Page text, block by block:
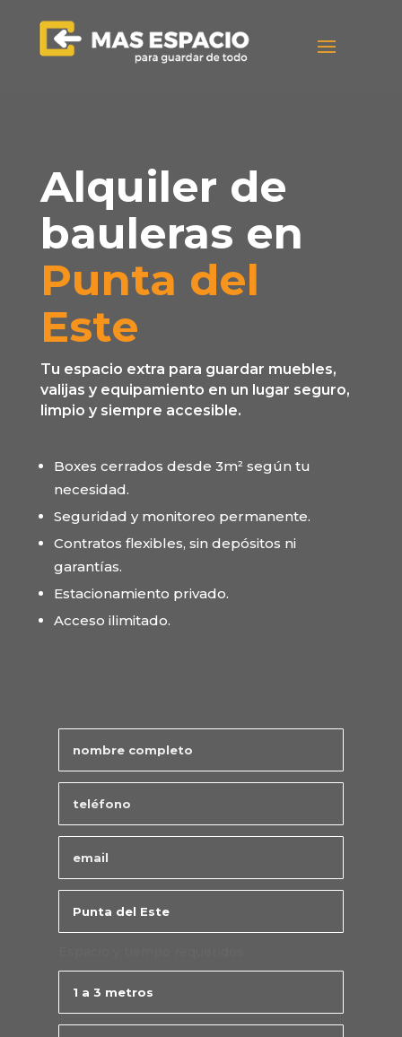
Alquiler de
bauleras en
Punta del
Este
Tu espacio extra para guardar muebles,
valijas y equipamiento en un lugar seguro,
limpio y siempre accesible.
Boxes cerrados desde 3m² según tu
necesidad.
Seguridad y monitoreo permanente.
Contratos flexibles, sin depósitos ni
garantías.
Estacionamiento privado.
Acceso ilimitado.